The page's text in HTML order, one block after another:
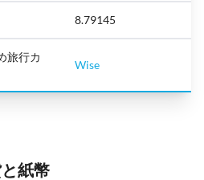
8.79145
旅行カ
Wise
紙幣